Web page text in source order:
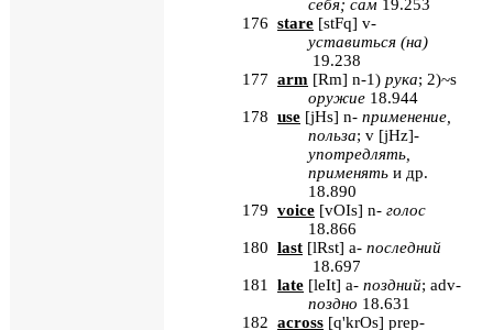
себя; сам 19.253
176 stare [stFq] v-
уставиться (на)
19.238
177 arm [Rm] n-1) рука; 2)~s
оружие 18.944
178 use [jHs] n- применение,
польза; v [jHz]-
употредлять,
применять и др.
18.890
179 voice [vOIs] n- голос
18.866
180 last [lRst] a- последний
18.697
181 late [leIt] a- поздний; adv-
поздно 18.631
182 across [q'krOs] prep-